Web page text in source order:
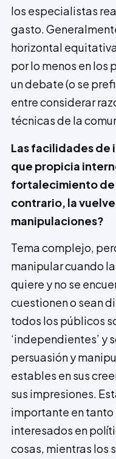
los especialistas
gasto.
horizontal
por lo menos en los
un debate (o se
entre considerar
técnicas de la
Las facilidades de
que propicia
fortalecimiento de
contrario, la
manipulaciones?
Tema complejo,
manipular cuando
quiere y no se
cuestionen o sean
todos los públicos
‘independientes’ y
persuasión y
estables en sus
sus impresiones.
importante en tanto
interesados en
cosas, mientras los